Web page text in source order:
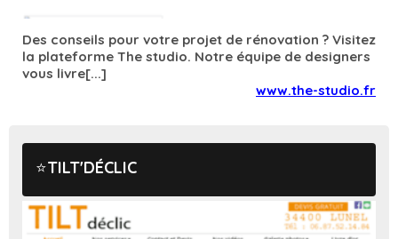
Des conseils pour votre projet de rénovation ? Visitez
la plateforme The studio. Notre équipe de designers
vous livre[...]
www.the-studio.fr
TILT'DÉCLIC